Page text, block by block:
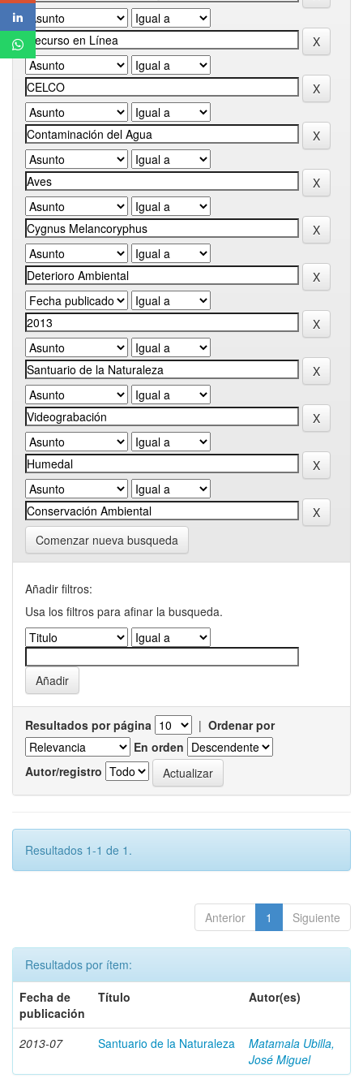
Comenzar nueva busqueda
Añadir filtros:
Usa los filtros para afinar la busqueda.
Resultados por página | Ordenar por
En orden
Autor/registro
Resultados 1-1 de 1.
Anterior 1 Siguiente
Resultados por ítem:
Fecha de
publicación
Título Autor(es)
2013-07 Santuario de la Naturaleza
Matamala Ubilla,
José Miguel